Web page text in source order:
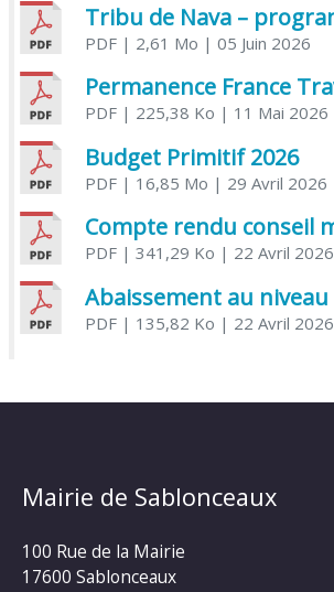
PDF| 2,61 Mo | 05 Juin 2026
PDF| 225,38 Ko | 11 Mai 2026
Budget Primitif 2026
PDF| 16,85 Mo | 29 Avril 2026
PDF| 341,29 Ko | 22 Avril 2026
PDF| 135,82 Ko | 22 Avril 2026
Mairie de Sablonceaux
100 Rue de la Mairie
17600 Sablonceaux